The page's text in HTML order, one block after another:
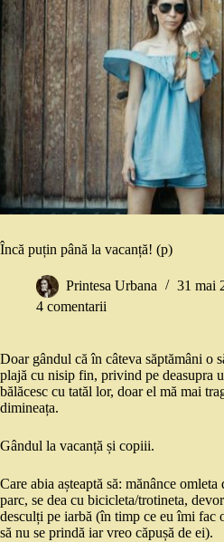
Încă puțin până la vacanță! (p)
Printesa Urbana 31 mai
4 comentarii
Doar gândul că în câteva săptămâni o
plajă cu nisip fin, privind pe deasupra
bălăcesc cu tatăl lor, doar el mă mai
dimineața.
Gândul la vacanță și copiii.
Care abia așteaptă să: mănânce
parc, se dea cu bicicleta/trotineta,
desculți pe iarbă (în timp ce eu îmi fac
să nu se prindă iar vreo căpușă de ei).